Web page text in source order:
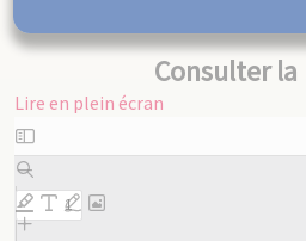
Consulter
Lire en plein écran
Aller
au
contenu
PDF